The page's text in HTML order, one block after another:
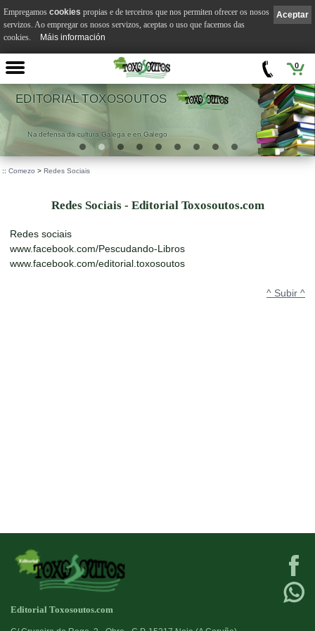
0
EDITORIAL TOXOSOUTOS
Na defensa da cultura Galega e en Galego
:: Comezo > Redes Sociais
Redes Sociais - Editorial Toxosoutos.com
Redes sociais
www.facebook.com/Pescudando-Libros
www.facebook.com/editorial.toxosoutos
^ Subir ^
Editorial Toxosoutos.com
Aceptar
Empregamos cookies propias e de terceiros que nos permiten ofrecer os nosos
servizos. Ao empregar os nosos servizos, aceptas o uso que facemos das
cookies.
Máis información